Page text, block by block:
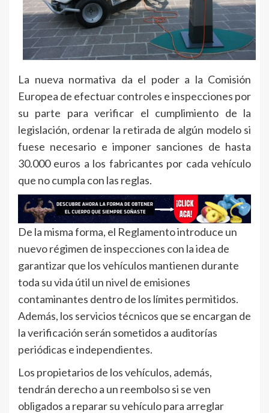
La nueva normativa da el poder a la Comisión
Europea de efectuar controles e inspecciones por
su parte para verificar el cumplimiento de la
legislación, ordenar la retirada de algún modelo si
fuese necesario e imponer sanciones de hasta
30.000 euros a los fabricantes por cada vehículo
que no cumpla con las reglas.
De la misma forma, el Reglamento introduce un
nuevo régimen de inspecciones con la idea de
garantizar que los vehículos mantienen durante
toda su vida útil un nivel de emisiones
contaminantes dentro de los límites permitidos.
Además, los servicios técnicos que se encargan de
la verificación serán sometidos a auditorías
periódicas e independientes.
Los propietarios de los vehículos, además,
tendrán derecho a un reembolso si se ven
obligados a reparar su vehículo para arreglar